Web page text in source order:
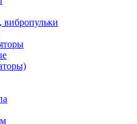
вибропульки